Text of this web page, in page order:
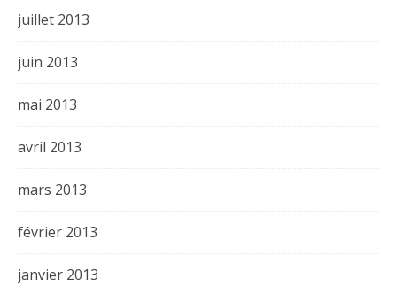
juillet 2013
juin 2013
mai 2013
avril 2013
mars 2013
février 2013
janvier 2013